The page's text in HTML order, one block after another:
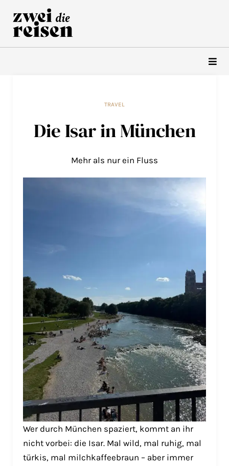
Inhalt
springen
TRAVEL
Die Isar in München
Mehr als nur ein Fluss
Wer durch München spaziert, kommt an ihr
nicht vorbei: die Isar. Mal wild, mal ruhig, mal
türkis, mal milchkaffeebraun – aber immer